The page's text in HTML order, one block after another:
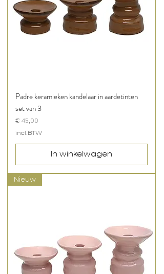
Padre keramieken kandelaar in aardetinten
set van 3
Prijs
€ 45,00
incl.BTW
In winkelwagen
Nieuw